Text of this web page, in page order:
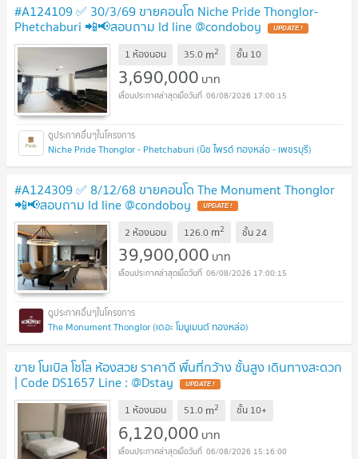
#A124109 ✅ 30/3/69 ขายคอนโด Niche Pride Thonglor-
Phetchaburi 📲📢สอบถาม ld line @condoboy UPDATE !
1 ห้องนอน 35.0 m2 ชั้น 10
3,690,000 บาท
06/08/2026 17:00:15
Niche Pride Thonglor - Phetchaburi (นิช ไพรด์ ทองหล่อ - เพชรบุรี)
#A124309 ✅ 8/12/68 ขายคอนโด The Monument Thonglor
📲📢สอบถาม ld line @condoboy UPDATE !
2 ห้องนอน 126.0 m2 ชั้น24
39,900,000 บาท
06/08/2026 17:00:15
The Monument Thonglor (เดอะ โมนูเมนต์ ทองหล่อ)
ขาย โนเบิล โซโล ห้องสวย ราคาดี พื้นที่กว้าง ชั้นสูง เดินทางสะดวก
| Code DS1657 Line : @Dstay UPDATE !
1 ห้องนอน 51.0 m2 ชั้น 10+
6,120,000 บาท
06/08/2026 15:16:00